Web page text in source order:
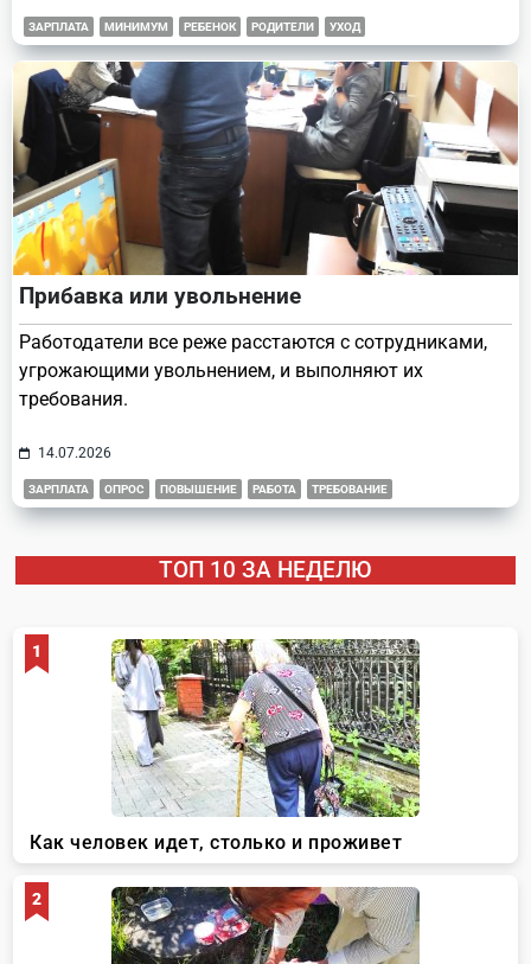
ЗАРПЛАТА МИНИМУМ РЕБЕНОК РОДИТЕЛИ УХОД
Прибавка или увольнение
Работодатели все реже расстаются с сотрудниками,
угрожающими увольнением, и выполняют их
требования.
14.07.2026
ЗАРПЛАТА ОПРОС ПОВЫШЕНИЕ РАБОТА ТРЕБОВАНИЕ
ТОП 10 ЗА НЕДЕЛЮ